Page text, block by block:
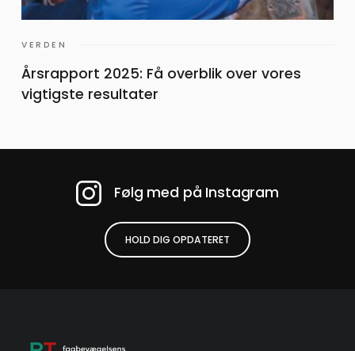
VERDEN
Årsrapport 2025: Få overblik over vores
vigtigste resultater
Følg med på Instagram
HOLD DIG OPDATERET